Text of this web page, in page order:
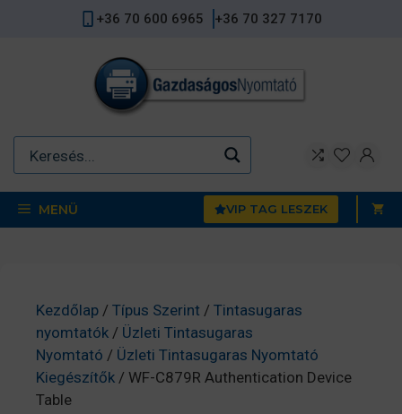
+36 70 600 6965 +36 70 327 7170
MENÜ VIP TAG LESZEK
Kezdőlap / Típus Szerint / Tintasugaras
nyomtatók / Üzleti Tintasugaras
Nyomtató / Üzleti Tintasugaras Nyomtató
Kiegészítők / WF-C879R Authentication Device
Table